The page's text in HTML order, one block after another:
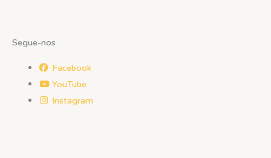
Segue-nos
Facebook
YouTube
Instagram